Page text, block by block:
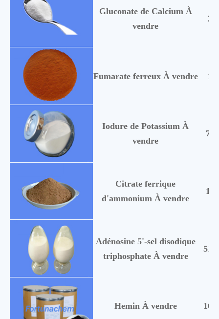
Gluconate de Calcium À
vendre
Fumarate ferreux À vendre
Iodure de Potassium À
vendre
Citrate ferrique
d'ammonium À vendre
Adénosine 5'-sel disodique
triphosphate À vendre
Hemin À vendre